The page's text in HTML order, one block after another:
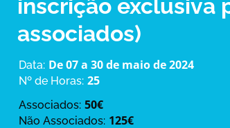
inscrição exclusiva
associados)
Data: De 07 a 30 de maio de 2024
Nº de Horas: 25
Associados: 50€
Não Associados: 125€